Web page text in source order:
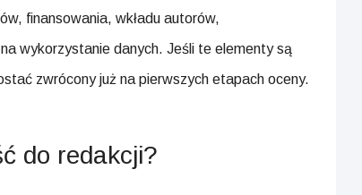
finansowania, wkładu autorów,
wykorzystanie danych. Jeśli te elementy są
zwrócony już na pierwszych etapach oceny.
do redakcji?